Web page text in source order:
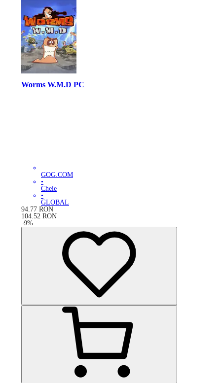
Worms W.M.D PC
GOG.COM
•
Cheie
•
GLOBAL
94.77 RON
104.52 RON
-9%